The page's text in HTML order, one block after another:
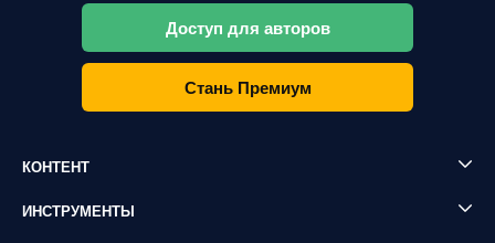
Доступ для авторов
Стань Премиум
КОНТЕНТ
ИНСТРУМЕНТЫ